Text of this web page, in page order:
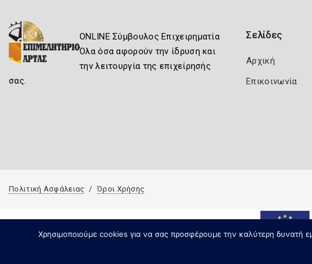
ONLINE Σύμβουλος Επιχειρηματία
Όλα όσα αφορούν την ίδρυση και
την λειτουργία της επιχείρησής
σας.
Σελίδες
Αρχική
Επικοινωνία
Πολιτική Ασφάλειας Όροι Χρήσης
Χρησιμοποιούμε cookies για να σας προσφέρουμε την καλύτερη δυνατή